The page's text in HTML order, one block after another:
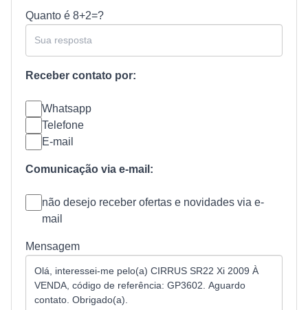
Quanto é 8+2=?
Receber contato por:
Whatsapp
Telefone
E-mail
Comunicação via e-mail:
não desejo receber ofertas e novidades via e-
mail
Mensagem